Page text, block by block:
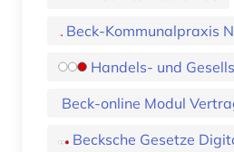
Beck-Kommunalpraxis
Handels- und
Beck-online Modul
Becksche Gesetze